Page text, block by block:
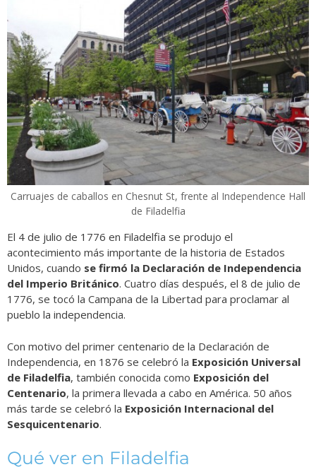
Carruajes de caballos en Chesnut St, frente al Independence Hall
de Filadelfia
El 4 de julio de 1776 en Filadelfia se produjo el
acontecimiento más importante de la historia de Estados
Unidos, cuando se firmó la Declaración de Independencia
del Imperio Británico. Cuatro días después, el 8 de julio de
1776, se tocó la Campana de la Libertad para proclamar al
pueblo la independencia.
Con motivo del primer centenario de la Declaración de
Independencia, en 1876 se celebró la Exposición Universal
de Filadelfia, también conocida como Exposición del
Centenario, la primera llevada a cabo en América. 50 años
más tarde se celebró la Exposición Internacional del
Sesquicentenario.
Qué ver en Filadelfia